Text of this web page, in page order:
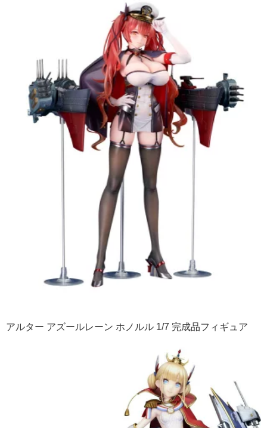
アルター アズールレーン ホノルル 1/7 完成品フィギュア